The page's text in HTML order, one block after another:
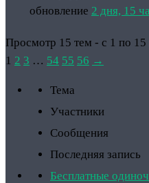
обновление 2 дня, 15
Просмотр 15 тем - с 1 по 15
1 2 3 … 54 55 56 →
Тема
Участники
Сообщения
Последняя запись
Бесплатные